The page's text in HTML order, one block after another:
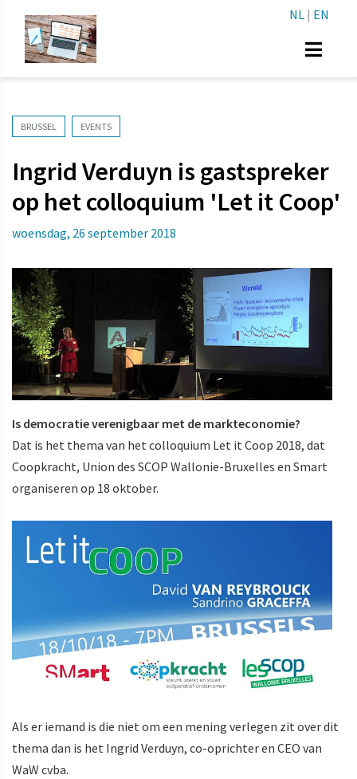
NL | EN
BRUSSEL EVENTS
Ingrid Verduyn is gastspreker
op het colloquium 'Let it Coop'
woensdag, 26 september 2018
Is democratie verenigbaar met de markteconomie?
Dat is het thema van het colloquium Let it Coop 2018, dat
Coopkracht, Union des SCOP Wallonie-Bruxelles en Smart
organiseren op 18 oktober.
Als er iemand is die niet om een mening verlegen zit over dit
thema dan is het Ingrid Verduyn, co-oprichter en CEO van
WaW cvba.